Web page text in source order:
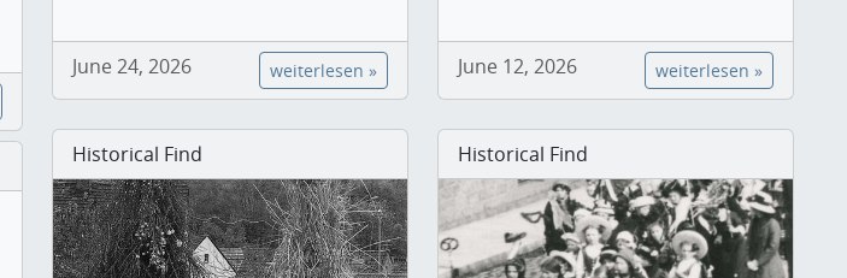
June 24, 2026 weiterlesen » June 12, 2026 weiterlesen »
Historical Find Historical Find